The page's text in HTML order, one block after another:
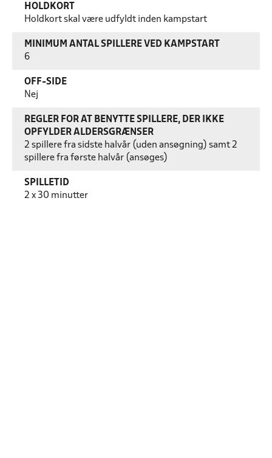
HOLDKORT
Holdkort skal være udfyldt inden kampstart
MINIMUM ANTAL SPILLERE VED KAMPSTART
6
OFF-SIDE
Nej
REGLER FOR AT BENYTTE SPILLERE, DER IKKE
OPFYLDER ALDERSGRÆNSER
2 spillere fra sidste halvår (uden ansøgning) samt 2
spillere fra første halvår (ansøges)
SPILLETID
2 x 30 minutter